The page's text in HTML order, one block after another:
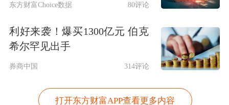
钱激进豪赌血亏，为了巨额管理
费……”任泽平还在博文中直指对方“毫
无底线、虚伪、不诚实，业内人送‘但
不群’”。
东方财富Choice数据 80评论
利好来袭！爆买1300亿元 伯克
希尔罕见出手
券商中国 314评论
打开东方财富APP查看更多内容